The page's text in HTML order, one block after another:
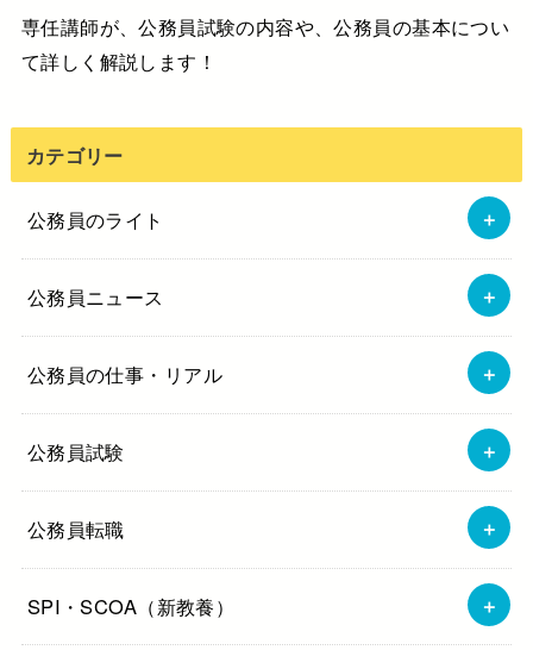
専任講師が、公務員試験の内容や、公務員の基本につい
て詳しく解説します！
カテゴリー
公務員のライト
公務員ニュース
公務員の仕事・リアル
公務員試験
公務員転職
SPI・SCOA（新教養）